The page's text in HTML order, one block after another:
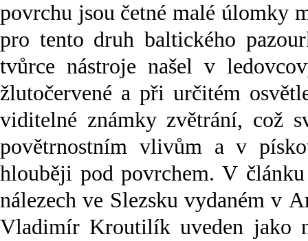
povrchu jsou četné malé úlomky
pro tento druh baltického
tvůrce nástroje našel v
žlutočervené a při určitém
viditelné známky zvětrání, což
povětrnostním vlivům a v
hlouběji pod povrchem. V
nálezech ve Slezsku vydaném v
Vladimír Kroutilík uveden jako